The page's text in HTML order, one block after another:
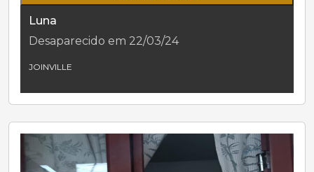
Luna
Desaparecido em 22/03/24
JOINVILLE